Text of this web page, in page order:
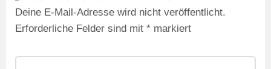
Deine E-Mail-Adresse wird nicht veröffentlicht.
Erforderliche Felder sind mit * markiert